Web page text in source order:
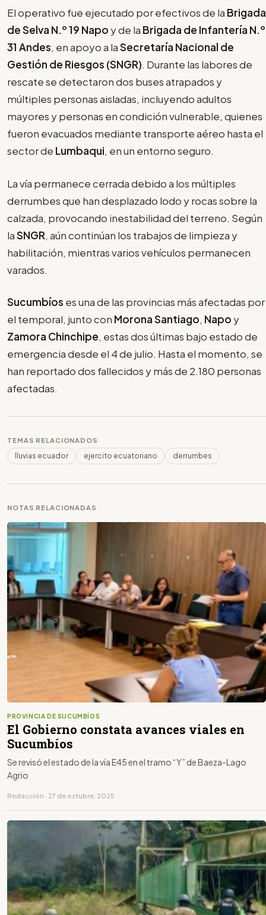
El operativo fue ejecutado por efectivos de la Brigada
de Selva N.º 19 Napo y de la Brigada de Infantería N.º
31 Andes, en apoyo a laSecretaría Nacional de
Gestión de Riesgos (SNGR). Durante las labores de
rescate se detectaron dos buses atrapados y
múltiples personas aisladas, incluyendo adultos
mayores y personas en condición vulnerable, quienes
fueron evacuados mediante transporte aéreo hasta el
sector de Lumbaqui, en un entorno seguro.
La vía permanece cerrada debido a los múltiples
derrumbes que han desplazado lodo y rocas sobre la
calzada, provocando inestabilidad del terreno. Según
laSNGR, aún continúan los trabajos de limpieza y
habilitación, mientras varios vehículos permanecen
varados.
Sucumbíos es una de las provincias más afectadas por
el temporal, junto con Morona Santiago, Napo y
Zamora Chinchipe, estas dos últimas bajo estado de
emergencia desde el 4 de julio. Hasta el momento, se
han reportado dos fallecidos y más de 2.180 personas
afectadas.
TEMAS RELACIONADOS
lluvias ecuador ejercito ecuatoriano derrumbes
NOTAS RELACIONADAS
PROVINCIA DE SUCUMBÍOS
El Gobierno constata avances viales en
Sucumbíos
Se revisó el estado de la vía E45 en el tramo “Y” de Baeza-Lago
Agrio
Redacción · 27 de octubre, 2025